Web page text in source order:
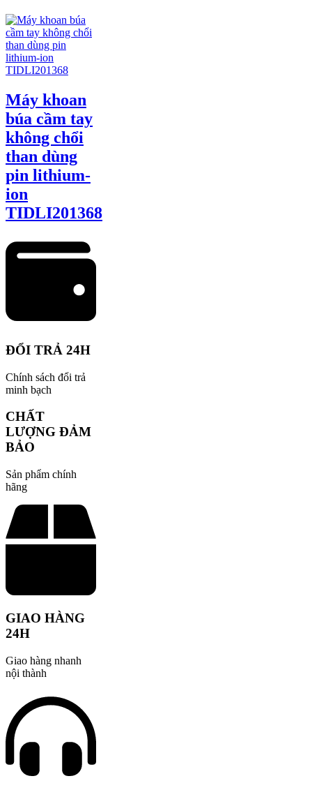
Máy khoan
búa cầm tay
không chổi
than dùng
pin lithium-
ion
TIDLI201368
ĐỔI TRẢ 24H
Chính sách đổi trả
minh bạch
CHẤT
LƯỢNG ĐẢM
BẢO
Sản phẩm chính
hãng
GIAO HÀNG
24H
Giao hàng nhanh
nội thành